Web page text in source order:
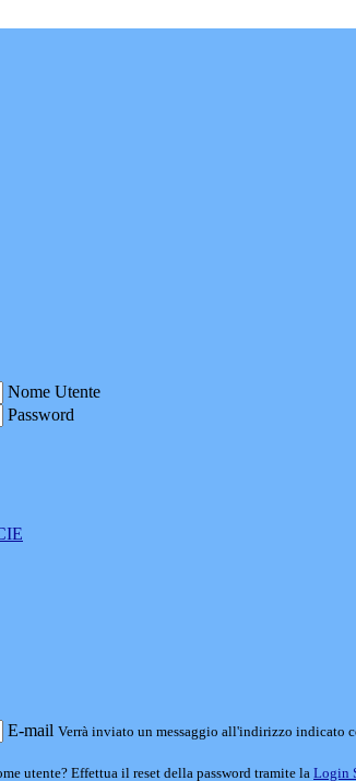
Nome Utente
Password
E-mail Verrà inviato un messaggio all'indirizzo indicato
utente? Effettua il reset della password tramite la Login